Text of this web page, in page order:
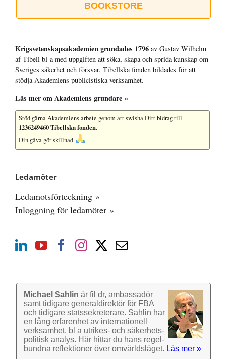
BOOKSTORE
Krigsvetenskap­sakademien grundades 1796 av Gustav Wilhelm
af Tibell bl a med uppgiften att söka, skapa och sprida kunskap om
Sveriges säkerhet och försvar. Tibellska fonden bildades för att
stödja Akademiens publicistiska verksamhet.
Läs mer om Akademiens grundare »
Stöd gärna Akademiens arbete genom att swisha Ditt bidrag till
1236249460 Tibellska fonden.
Din gåva gör skillnad
Ledamöter
Ledamotsförteckning »
Inloggning för ledamöter »
Michael Sahlin är fil dr, ambassadör
samt tidigare general­direktör för FBA
och tidigare stats­sekre­terare. Sahlin har
en lång erfarenhet av inter­nationell
verk­samhet, bl a utrikes- och säkerhets­
politisk analys. Här hittar du hans regel­
bundna reflek­tioner över omvärlds­läget. Läs mer »